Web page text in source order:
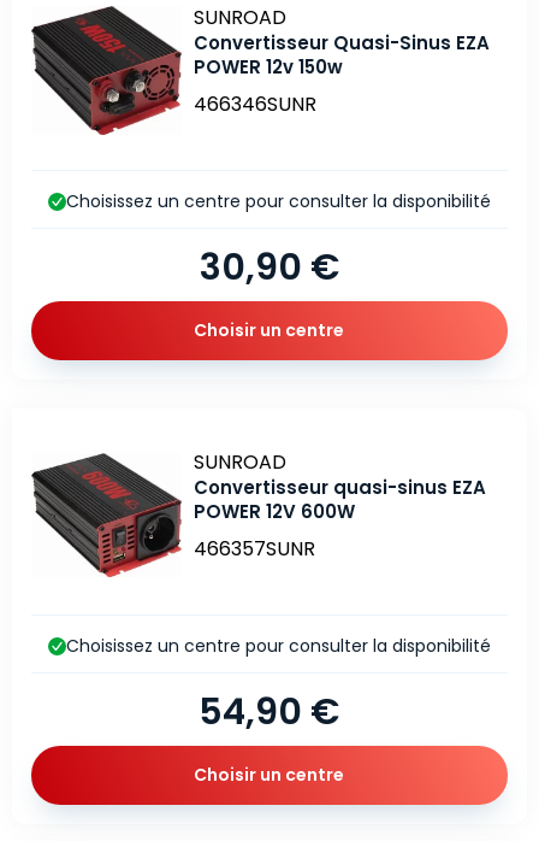
Marque
SUNROAD
Convertisseur Quasi-Sinus EZA
POWER 12v 150w
466346SUNR
30,90 €
Choisissez un centre pour consulter la disponibilité
Choisir un centre
Marque
SUNROAD
Convertisseur quasi-sinus EZA
POWER 12V 600W
466357SUNR
54,90 €
Choisissez un centre pour consulter la disponibilité
Choisir un centre